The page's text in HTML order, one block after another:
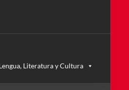
Literatura y Cultura